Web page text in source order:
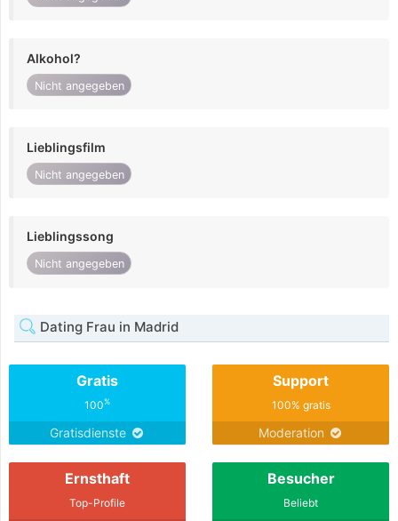
Alkohol?
Nicht angegeben
Lieblingsfilm
Nicht angegeben
Lieblingssong
Nicht angegeben
Dating Frau in Madrid
Gratis
100%
Gratisdienste
Support
100% gratis
Moderation
Ernsthaft
Top-Profile
Besucher
Beliebt